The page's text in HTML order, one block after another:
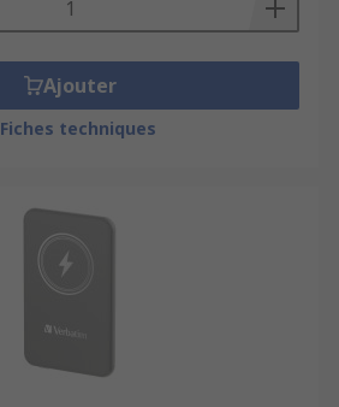
Ajouter
Fiches techniques